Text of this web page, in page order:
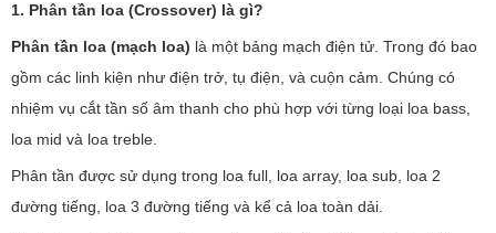
1. Phân tần loa (Crossover) là gì?
Phân tần loa (mạch loa) là một bảng mạch điện tử. Trong đó bao
gồm các linh kiện như điện trở, tụ điện, và cuộn cảm. Chúng có
nhiệm vụ cắt tần số âm thanh cho phù hợp với từng loại loa bass,
loa mid và loa treble.
Phân tần được sử dụng trong loa full, loa array, loa sub, loa 2
đường tiếng, loa 3 đường tiếng và kể cả loa toàn dải.